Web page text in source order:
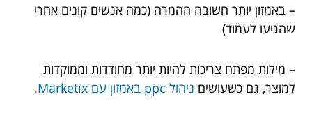
– באמזון יותר חשובה ההמרה (כמה אנשים קונים אחרי
שהגיעו לעמוד)
– מילות מפתח צריכות להיות יותר מחודדות וממוקדות
למוצר, גם כשעושים ניהול ppc באמזון עם Marketix .